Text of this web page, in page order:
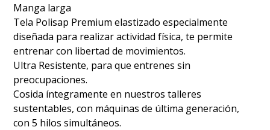
Manga larga
Tela Polisap Premium elastizado especialmente
diseñada para realizar actividad física, te permite
entrenar con libertad de movimientos.
Ultra Resistente, para que entrenes sin
preocupaciones.
Cosida íntegramente en nuestros talleres
sustentables, con máquinas de última generación,
con 5 hilos simultáneos.